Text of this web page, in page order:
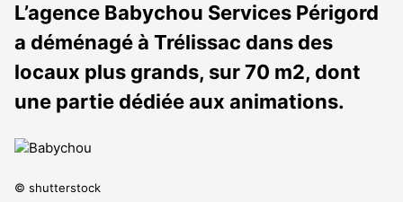
abonnés
L’agence Babychou Services Périgord
a déménagé à Trélissac dans des
locaux plus grands, sur 70 m2, dont
une partie dédiée aux animations.
© shutterstock